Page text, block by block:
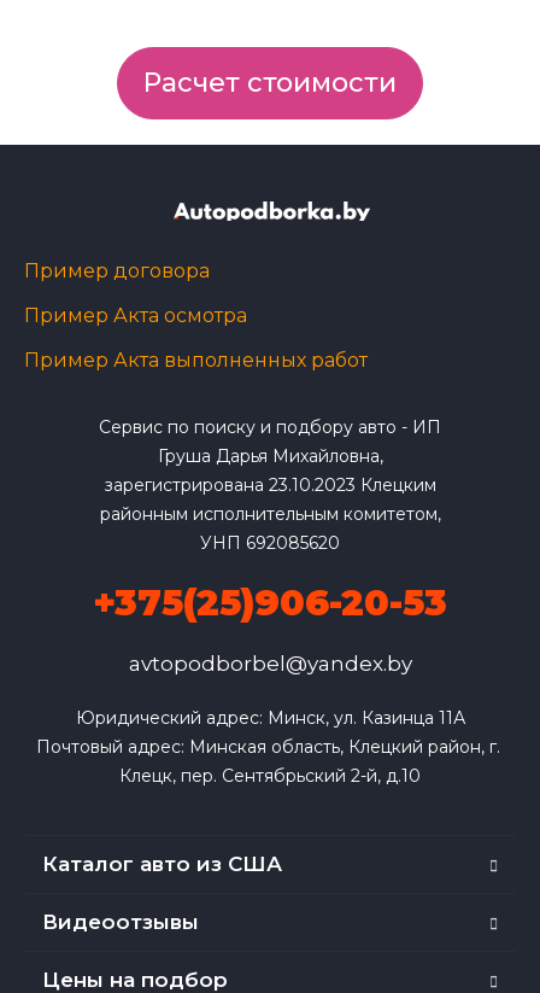
Расчет стоимости
Пример договора
Пример Акта осмотра
Пример Акта выполненных работ
Сервис по поиску и подбору авто - ИП
Груша Дарья Михайловна,
зарегистрирована 23.10.2023 Клецким
районным исполнительным комитетом,
УНП 692085620
+375(25)906-20-53
avtopodborbel@yandex.by
Юридический адрес: Минск, ул. Казинца 11А
Почтовый адрес: Минская область, Клецкий район, г.
Клецк, пер. Сентябрьский 2-й, д.10
Каталог авто из США
Видеоотзывы
Цены на подбор